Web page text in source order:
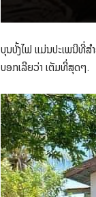
ບຸນບັ້ງໄຟ ແມ່ນປະເພນີທີ່ສ
ບອກເລີຍວ່າ ເຕັມທີ່ສຸດໆ.